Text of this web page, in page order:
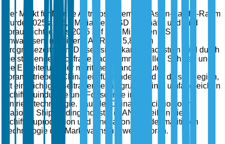
Der Markt für Marine Antriebssysteme im Asien-Pazifik-Raum
wurde 2025 auf 6,5 Milliarden USD geschätzt und wird
voraussichtlich bis 2035 auf 11,2 Milliarden USD
anwachsen, mit einer CAGR von 5,8 % im
Prognosezeitraum. Dieses signifikante Wachstum wird durch
die steigende Nachfrage nach kommerziellen Schiffen und
die Erweiterung der maritimen Handelsrouten
vorangetrieben. China, ein führendes Land in dieser Region,
ist ein wichtiger Beitragender aufgrund seiner umfangreichen
Schiffbauindustrie und Fortschritte in der
Antriebstechnologie. Laut der China Association of the
National Shipbuilding Industry (CANSI) treiben die
Schiffbauproduktion und Innovationen in der maritimen
Technologie das Marktwachstum weiter voran.